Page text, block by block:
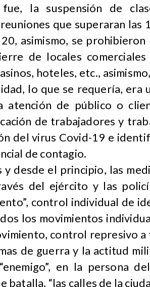
la suspensión de
que superaran las
asimismo, se prohibieron
de locales
hoteles, etc.,
lo que se requería, era
atención de público o
de trabajadores y
del virus Covid-19 e
de contagio.
y desde el principio, las
del ejército y las
control individual de
los movimientos
control represivo
de guerra y la actitud
en la persona
batalla, “las calles de la